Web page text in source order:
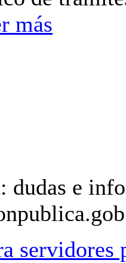
más
dudas e
servidores